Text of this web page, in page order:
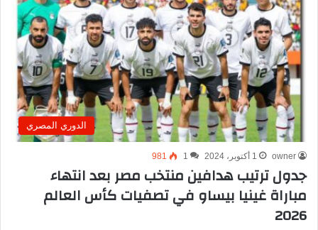
الدوري المصري
owner 1 أكتوبر، 2024 1
981
جدول ترتيب هدافين منتخب مصر بعد انتهاء
مباراة غينيا بيساو في تصفيات كأس العالم
2026